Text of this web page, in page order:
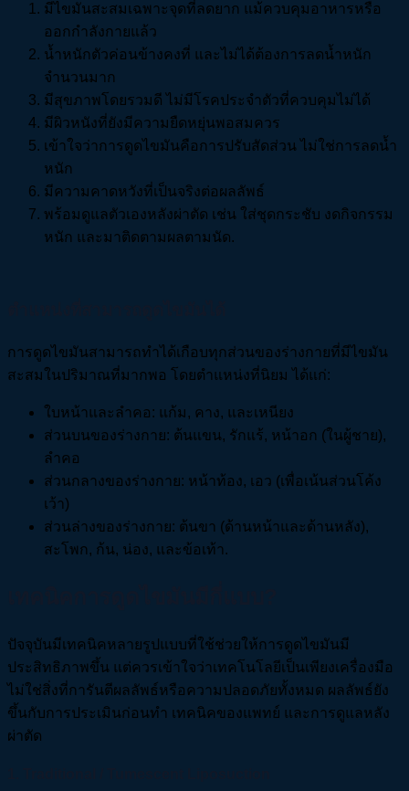
มีไขมันสะสมเฉพาะจุดที่ลดยาก แม้ควบคุมอาหารหรือ
ออกกำลังกายแล้ว
น้ำหนักตัวค่อนข้างคงที่ และไม่ได้ต้องการลดน้ำหนัก
จำนวนมาก
มีสุขภาพโดยรวมดี ไม่มีโรคประจำตัวที่ควบคุมไม่ได้
มีผิวหนังที่ยังมีความยืดหยุ่นพอสมควร
เข้าใจว่าการดูดไขมันคือการปรับสัดส่วน ไม่ใช่การลดน้ำ
หนัก
มีความคาดหวังที่เป็นจริงต่อผลลัพธ์
พร้อมดูแลตัวเองหลังผ่าตัด เช่น ใส่ชุดกระชับ งดกิจกรรม
หนัก และมาติดตามผลตามนัด.
การดูดไขมันสามารถทำได้เกือบทุกส่วนของร่างกายที่มีไขมัน
สะสมในปริมาณที่มากพอ โดยตำแหน่งที่นิยม ได้แก่:
ใบหน้าและลำคอ: แก้ม, คาง, และเหนียง
ส่วนบนของร่างกาย: ต้นแขน, รักแร้, หน้าอก (ในผู้ชาย),
ลำคอ
ส่วนกลางของร่างกาย: หน้าท้อง, เอว (เพื่อเน้นส่วนโค้ง
เว้า)
ส่วนล่างของร่างกาย: ต้นขา (ด้านหน้าและด้านหลัง),
สะโพก, ก้น, น่อง, และข้อเท้า.
ปัจจุบันมีเทคนิคหลายรูปแบบที่ใช้ช่วยให้การดูดไขมันมี
ประสิทธิภาพขึ้น แต่ควรเข้าใจว่าเทคโนโลยีเป็นเพียงเครื่องมือ
ไม่ใช่สิ่งที่การันตีผลลัพธ์หรือความปลอดภัยทั้งหมด ผลลัพธ์ยัง
ขึ้นกับการประเมินก่อนทำ เทคนิคของแพทย์ และการดูแลหลัง
ผ่าตัด